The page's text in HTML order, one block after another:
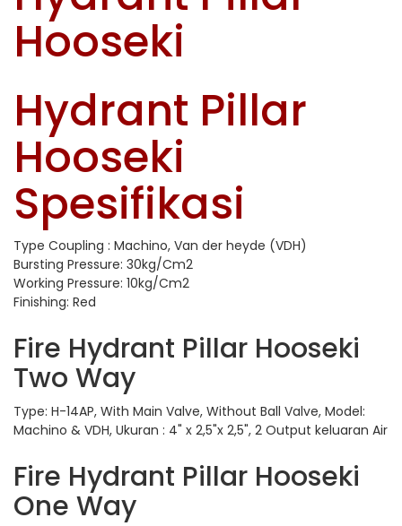
Hooseki
Hydrant Pillar
Hooseki
Spesifikasi
Type Coupling : Machino, Van der heyde (VDH)
Bursting Pressure: 30kg/Cm2
Working Pressure: 10kg/Cm2
Finishing: Red
Fire Hydrant Pillar Hooseki
Two Way
Type: H-14AP, With Main Valve, Without Ball Valve, Model:
Machino & VDH, Ukuran : 4" x 2,5"x 2,5", 2 Output keluaran Air
Fire Hydrant Pillar Hooseki
One Way